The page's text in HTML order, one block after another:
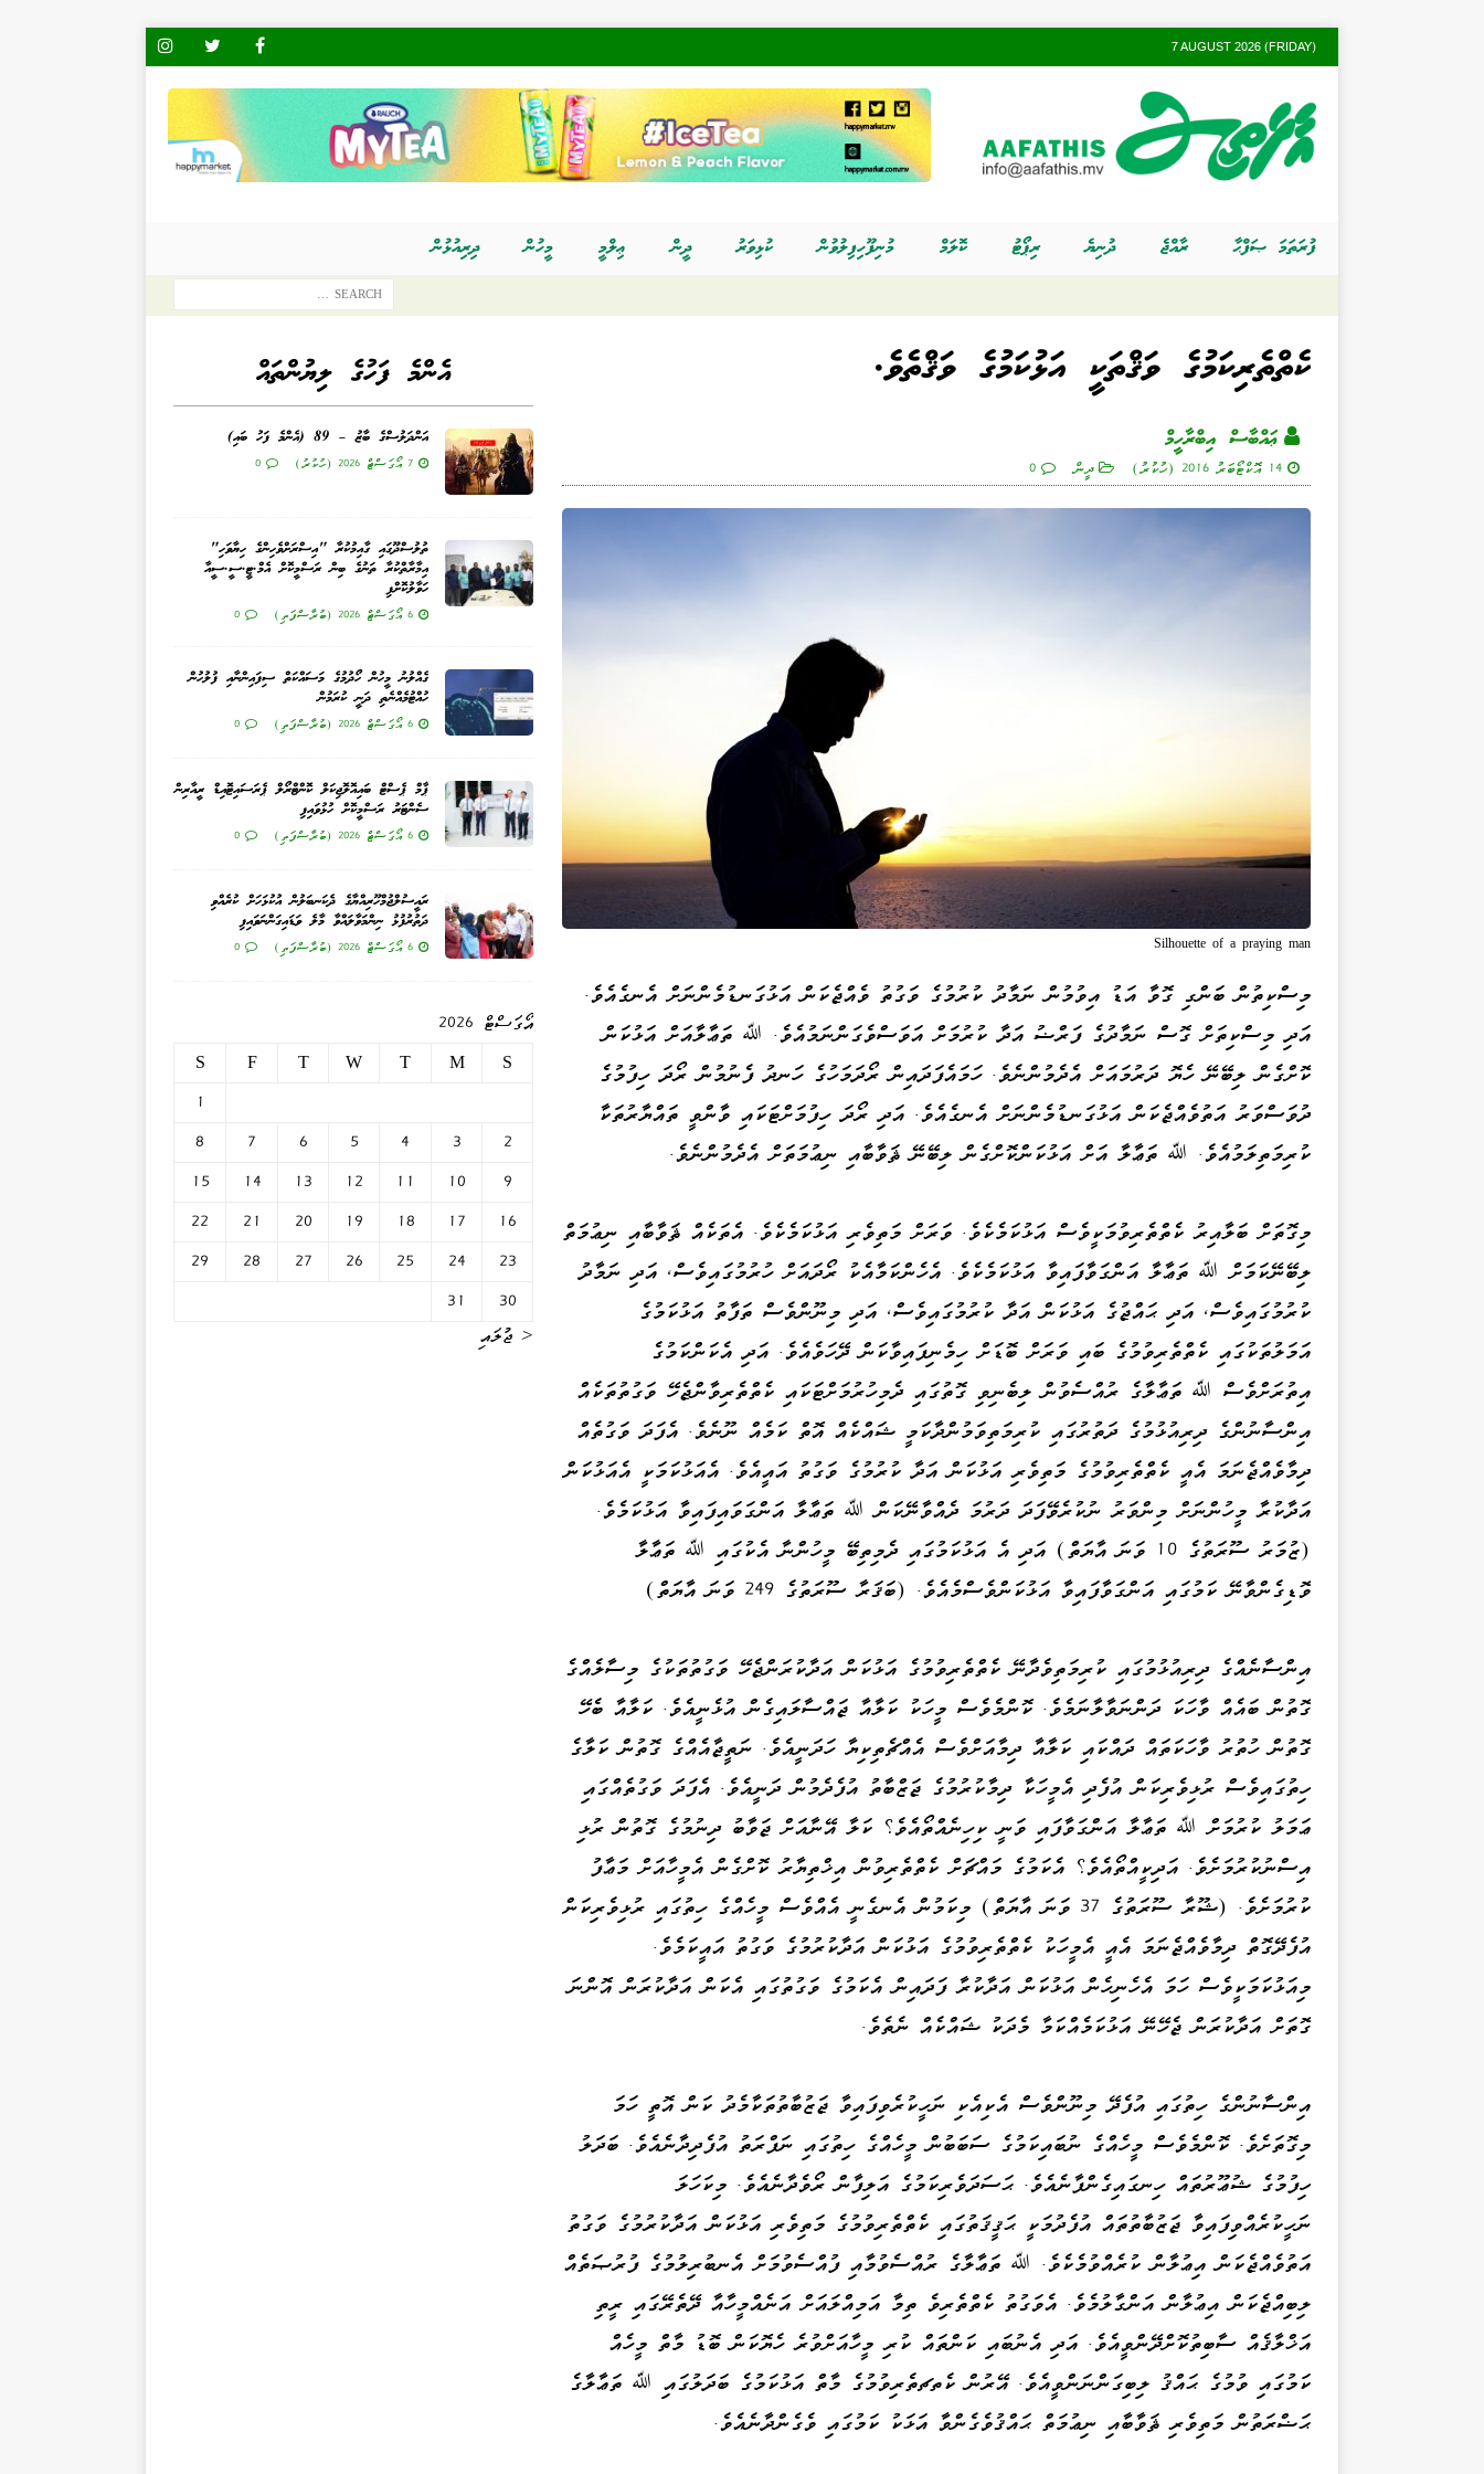
7 AUGUST 2026 (FRIDAY)
ފުރަތަމަ ޞަފްޙާ ރާއްޖެ ދުނިޔެ ރިޕޯޓު ކޮލަމް މުނިފޫހިފިލުވުން ކުޅިވަރު ދީން ޢިލްމީ މީހުން ދިރިއުޅުން
ކެތްތެރިކަމުގެ ވަޤްތަކީ އަޅުކަމުގެ ވަޤްތެވެ.
ޢައްބާސް އިބްރާހީމް
14 އޮކްޓޯބަރު 2016 (ހުކުރު) ދީން 0
Silhouette of a praying man
މިސްކިތުން ބަންގި ގޮވާ އަޑު އިވުމުން ނަމާދު ކުރުމުގެ ވަގުތު ވެއްޖެކަން އަޅުގަނޑުމެންނަށް އެނގެއެވެ.
އަދި މިސްކިތަށް ގޮސް ނަމާދުގެ ފަރްޟު އަދާ ކުރުމަށް އަވަސްވެގަންނަމުއެވެ. ﷲ ތަޢާލާއަށް އަޅުކަން
ކޮށްގެން ލިބޭނޭ ހެޔޮ ދަރުމައަށް އެދެމުންނެވެ. ހަމައެފަދައިން ރޯދަމަހުގެ ހަނދު ފެނުމުން ރޯދަ ހިފުމުގެ
ދުވަސްވަރު އަތުވެއްޖެކަން އަޅުގަނޑުމެންނަށް އެނގެއެވެ. އަދި ރޯދަ ހިފުމަށްޓަކައި ވާންވީ ތައްޔާރުތަކާ
ކުރިމަތިލަމުއެވެ. ﷲ ތަޢާލާ އަށް އަޅުކަންކޮށްގެން ލިބޭނޭ ޘަވާބާއި ނިޢުމަތަށް އެދެމުންނެވެ.
މިގޮތަށް ބަލާއިރު ކެތްތެރިވުމަކީވެސް އަޅުކަމެކެވެ. ވަރަށް މަތިވެރި އަޅުކަމެކެވެ. އެތަކެއް ޘަވާބާއި ނިޢުމަތް
ލިބޭނޭކަމަށް ﷲ ތަޢާލާ އަންގަވާފައިވާ އަޅުކަމެކެވެ. އެހެންކަމާއެކު ރޯދައަށް ހުރުމުގައިވެސް، އަދި ނަމާދު
ކުރުމުގައިވެސް، އަދި ޙައްޖުގެ އަޅުކަން އަދާ ކުރުމުގައިވެސް، އަދި މިނޫންވެސް ތަފާތު އަޅުކަމުގެ
އަމަލުތަކުގައި ކެތްތެރިވުމުގެ ބައި ވަރަށް ބޮޑަށް ހިމެނިފައިވާކަން ދޭހަވެއެވެ. އަދި އެކަންކަމުގެ
އިތުރަށްވެސް ﷲ ތަޢާލާގެ ރުއްސެވުން ލިބެނިވި ގޮތުގައި ދެމިހުރުމަށްޓަކައި ކެތްތެރިވާންޖެހޭ ވަގުތުތަކެއް
އިންސާނުންގެ ދިރިއުޅުމުގެ ދަތުރުގައި ކުރިމަތިވަމުންދާކަމީ ޝައްކެއް އޮތް ކަމެއް ނޫނެވެ. އެފަދަ ވަގުތެއް
ދިމާވެއްޖެނަމަ އެއީ ކެތްތެރިވުމުގެ މަތިވެރި އަޅުކަން އަދާ ކުރުމުގެ ވަގުތު އައީއެވެ. އެއަޅުކަމަކީ އެއަޅުކަން
އަދާކުރާ މީހުންނަށް މިންވަރު ނުކުރެވޭފަދަ ދަރުމަ ދެއްވާނޭކަން ﷲ ތަޢާލާ އަންގަވައިފައިވާ އަޅުކަމެވެ.
(ޒުމަރު ސޫރަތުގެ 10 ވަނަ އާޔަތް) އަދި އެ އަޅުކަމުގައި ދެމިތިބޭ މީހުންނާ އެކުގައި ﷲ ތަޢާލާ
ވޮޑިގެންވާނޭ ކަމުގައި އަންގަވާފައިވާ އަޅުކަންވެސްމެއެވެ. (ބަޤަރާ ސޫރަތުގެ 249 ވަނަ އާޔަތް)
އިންސާނެއްގެ ދިރިއުޅުމުގައި ކުރިމަތިވެދާނޭ ކެތްތެރިވުމުގެ އަޅުކަން އަދާކުރަންޖެހޭ ވަގުތުތަކުގެ މިސާލެއްގެ
ގޮތުން ބައެއް ވާހަކަ ދަންނަވާލާނަމެވެ. ކޮންމެވެސް މީހަކު ކަލާއާ ޖައްސާލައިގެން އުޅެނީއެވެ. ކަލާއާ ބެހޭ
ގޮތުން ހުތުރު ވާހަކަތައް ދައްކައި ކަލާއާ ދިމާއަށްވެސް އެއްޗެތިކިޔާ ހަދަނީއެވެ. ނަތީޖާއެއްގެ ގޮތުން ކަލާގެ
ހިތުގައިވެސް ރުޅިވެރިކަން އުފެދި އެމީހަކާ ދިމާކުރުމުގެ ޖަޒްބާތު އުފެދެމުން ދަނީއެވެ. އެފަދަ ވަގުތެއްގައި
ޢަމަލު ކުރުމަށް ﷲ ތަޢާލާ އަންގަވާފައި ވަނީ ކިހިނެއްތޯއެވެ؟ ކަލާ އޭނާއަށް ޖަވާބު ދިނުމުގެ ގޮތުން ރުޅި
އިސްނުކުރުމަށެވެ. އަދިކީއްތޯއެވެ؟ އެކަމުގެ މައްޗަށް ކެތްތެރިވުން އިޚްތިޔާރު ކޮށްގެން އެމީހާއަށް މަޢާފު
ކުރުމަށެވެ. (ޝޫރާ ސޫރަތުގެ 37 ވަނަ އާޔަތް) މިކަމުން އެނގެނީ އެއްވެސް މީހެއްގެ ހިތުގައި ރުޅިވެރިކަން
އުފެދޭގޮތް ދިމާވެއްޖެނަމަ އެއީ އެމީހަކު ކެތްތެރިވުމުގެ އަޅުކަން އަދާކުރުމުގެ ވަގުތު އައީކަމެވެ.
މިއަޅުކަމަކީވެސް ހަމަ އެހެނިހެން އަޅުކަން އަދާކުރާ ފަދައިން އެކަމުގެ ވަގުތުގައި އެކަން އަދާކުރަން އޮންނަ
ގޮތަށް އަދާކުރަން ޖެހޭނޭ އަޅުކަމެއްކަމާ މެދަކު ޝައްކެއް ނެތެވެ.
އިންސާނުންގެ ހިތުގައި އުފެދޭ މިނޫންވެސް އެކިއެކި ނަހީކުރެވިފައިވާ ޖަޒުބާތުތަކާމެދު ކަން އޮތީ ހަމަ
މިގޮތަށެވެ. ކޮންމެވެސް މީހެއްގެ ނުބައިކަމުގެ ސަބަބުން މީހެއްގެ ހިތުގައި ނަފްރަތު އުފެދިދާނެއެވެ. ބަދަލު
ހިފުމުގެ ޝުޢޫރުތައް ހިނގައިގެންފާނެއެވެ. ޙަސަދަވެރިކަމުގެ އަލިފާން ރޯވެދާނެއެވެ. މިކަހަލަ
ނަހީކުރެއްވިފައިވާ ޖަޒުބާތުތައް އުފެދުމަކީ ޙަޤީޤަތުގައި ކެތްތެރިވުމުގެ މަތިވެރި އަޅުކަން އަދާކުރުމުގެ ވަގުތު
އަތުވެއްޖެކަން އިޢުލާން ކުރެއްވުމެކެވެ. ﷲ ތަޢާލާގެ ރުއްސެވުމާއި ފުއްސެވުމަށް އެނބުރިލުމުގެ ފުރުޞަތެއް
ލިބިއްޖެކަން އިޢުލާން އަންގާލުމެވެ. އެވަގުތު ކެތްތެރިވެ ތިމާ އަމިއްލައަށް އަނެއްމީހާއާ ދޭތެރޭގައި ރީތި
އަޚްލާޤެއް ސާބިތުކޮށްދޭންވީއެވެ. އަދި އެނުބައި ކަންތައް ކުރި މީހާއަށްވުރެ ހެޔޮކަން ބޮޑު މާތް މީހެއް
ކަމުގައި ވުމުގެ ޙައްޤު ލިބިގަންނަންވީއެވެ. އޭރުން ކެތޗތެރިވުމުގެ މާތް އަޅުކަމުގެ ބަދަލުގައި ﷲ ތަޢާލާގެ
ޙަޟްރަތުން މަތިވެރި ޘަވާބާއި ނިޢުމަތް ޙައްޤުވެގެންވާ އަޅަކު ކަމުގައި ވެގެންދާނެއެވެ.
އެންމެ ފަހުގެ ލިޔުންތައް
އަންދަލުސްގެ ބާޒު – 89 (އެންމެ ފަހު ބައި)
7 އޯގަސްޓް 2026 (ހުކުރު) 0
ތުލުސްދޫގައި ގާއިމުކުރާ "އިސްރަށްވެހިންގެ ހިޔާވަހި"
އިމާރާތްކުރާ ތަނުގެ ބިން ރަސްމީކޮށް އެމް.ޓީ.ސީ.ސީއާ
ހަވާލުކޮށްފި
6 އޯގަސްޓް 2026 (ބުރާސްފަތި) 0
ގެއްލުނު މީހުން ހޯދުމުގެ މަސައްކަތް ސިފައިންނާއި ފުލުހުން
ހުއްޓުމެއްނެތި ދަނީ ކުރަމުން
6 އޯގަސްޓް 2026 (ބުރާސްފަތި) 0
ޕާމް ޕެސްޓް ބައިއޮލޮޖިކަލް ކޮންޓްރޯލް ޕެރަސައިޓޮއިޑް ރީއާރިން
ސެންޓަރު ރަސްމީކޮށް ހުޅުވައިފި
6 އޯގަސްޓް 2026 (ބުރާސްފަތި) 0
ރައީސުލްޖުމްހޫރިއްޔާގެ ދެކަނބަލުން އުކުޅަހަށް ކުރެއްވި
ދަތުރުފުޅު ނިންމަވާލައްވާ މާލެ ވަޑައިގަންނަވައިފި
6 އޯގަސްޓް 2026 (ބުރާސްފަތި) 0
އޯގަސްޓް 2026
S
M
T
W
T
F
S
1
2
3
4
5
6
7
8
9
10
11
12
13
14
15
16
17
18
19
20
21
22
23
24
25
26
27
28
29
30
31
« ޖުލައި